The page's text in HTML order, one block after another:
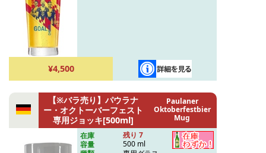
¥4,500
【※バラ売り】パウラナ
ー・オクトーバーフェスト
専用ジョッキ[500ml]
Paulaner
Oktoberfestbier
Mug
在庫
残り 7
容量
500 ml